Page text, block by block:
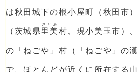
は秋田城下の根小屋町（秋田市
（茨城県里美
さとみ
村、現小美玉市）
の「ねごや」村（「ねごや」の
で、ほとんどが近くに所在する